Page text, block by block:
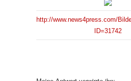
http://www.news4press.com/
ID=31742